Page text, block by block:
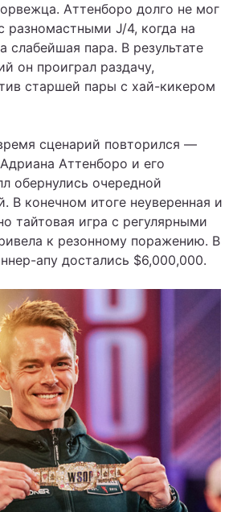
Аттенборо долго не мог
разномастными J/4, когда на
слабейшая пара. В результате
он проиграл раздачу,
старшей пары с хай-кикером
сценарий повторился —
Аттенборо и его
обернулись очередной
В конечном итоге неуверенная и
тайтовая игра с регулярными
к резонному поражению. В
апу достались $6,000,000.